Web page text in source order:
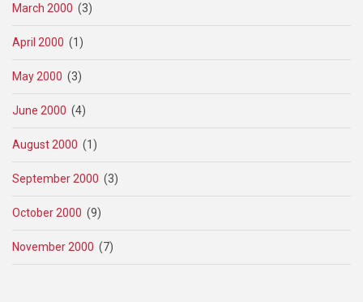
March 2000 (3)
April 2000 (1)
May 2000 (3)
June 2000 (4)
August 2000 (1)
September 2000 (3)
October 2000 (9)
November 2000 (7)